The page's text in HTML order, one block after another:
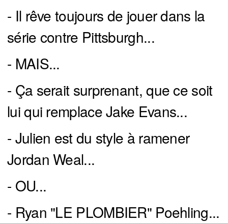
- Il rêve toujours de jouer dans la
série contre Pittsburgh...
- MAIS...
- Ça serait surprenant, que ce soit
lui qui remplace Jake Evans...
- Julien est du style à ramener
Jordan Weal...
- OU...
- Ryan "LE PLOMBIER" Poehling...